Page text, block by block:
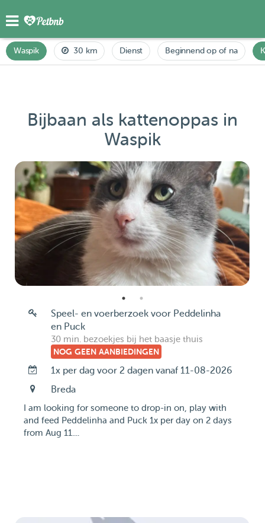
Waspik 30 km Dienst Beginnend op of na
Bijbaan als kattenoppas in
Waspik
Speel- en voerberzoek voor Peddelinha
en Puck
30 min. bezoekjes bij het baasje thuis
NOG GEEN AANBIEDINGEN
1x per dag voor 2 dagen vanaf 11-08-2026
Breda
I am looking for someone to drop-in on, play with
and feed Peddelinha and Puck 1x per day on 2 days
from Aug 11....